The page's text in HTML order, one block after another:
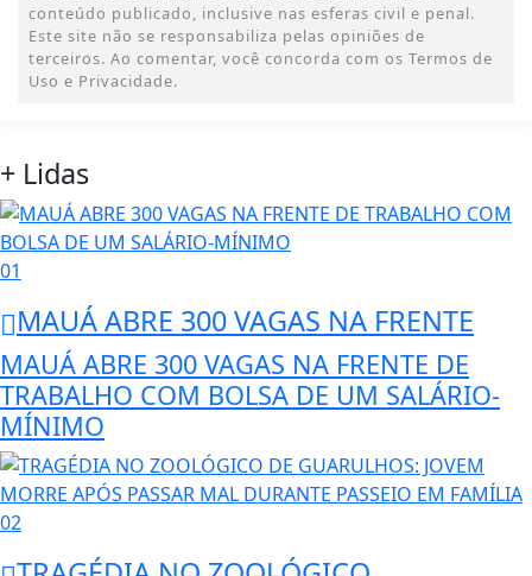
conteúdo publicado, inclusive nas esferas civil e penal.
Este site não se responsabiliza pelas opiniões de
terceiros. Ao comentar, você concorda com os Termos de
Uso e Privacidade.
+ Lidas
01
MAUÁ ABRE 300 VAGAS NA FRENTE
MAUÁ ABRE 300 VAGAS NA FRENTE DE
TRABALHO COM BOLSA DE UM SALÁRIO-
MÍNIMO
02